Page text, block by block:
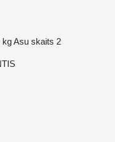
kgAsu skaits 2